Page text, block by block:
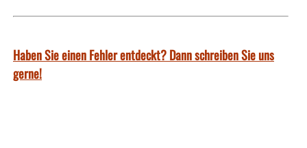
Haben Sie einen Fehler entdeckt? Dann schreiben Sie uns
gerne!